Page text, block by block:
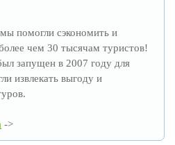
помогли сэкономить и
чем 30 тысячам туристов!
запущен в 2007 году для
извлекать выгоду и
->